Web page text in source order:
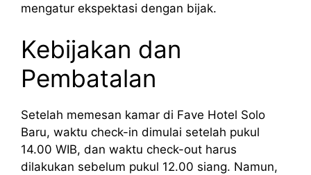
mengatur ekspektasi dengan bijak.
Kebijakan dan
Pembatalan
Setelah memesan kamar di Fave Hotel Solo
Baru, waktu check-in dimulai setelah pukul
14.00 WIB, dan waktu check-out harus
dilakukan sebelum pukul 12.00 siang. Namun,